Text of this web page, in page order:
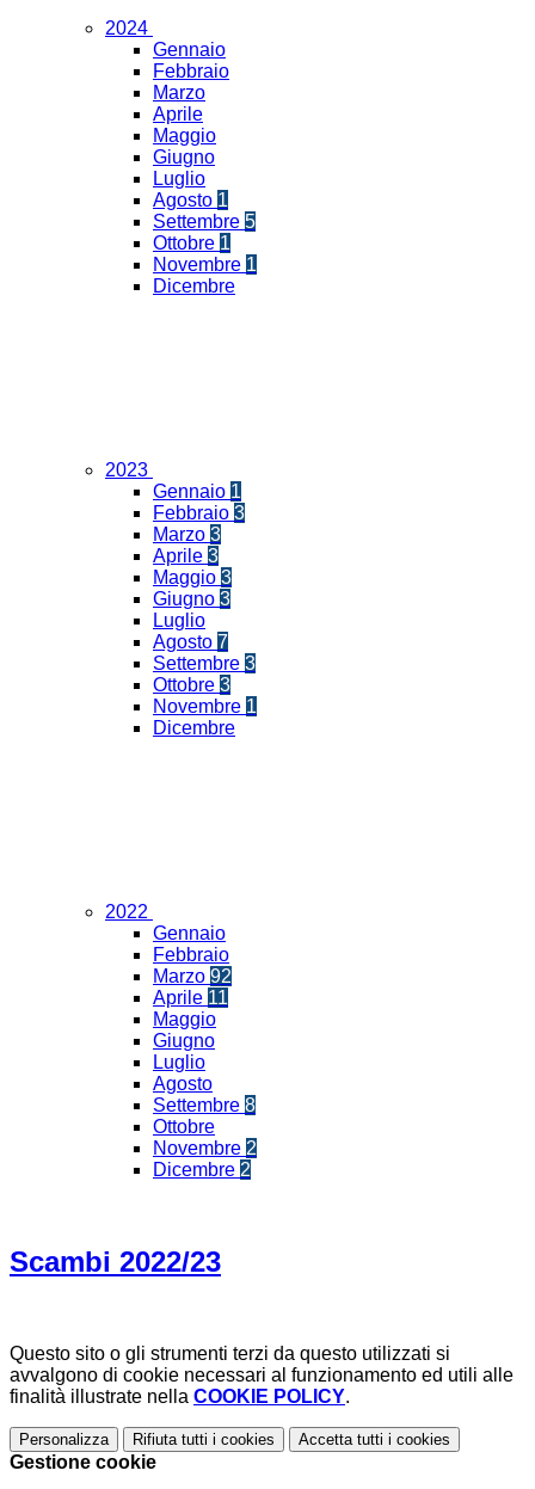
2024
Gennaio
Febbraio
Marzo
Aprile
Maggio
Giugno
Luglio
Agosto 1
Settembre 5
Ottobre 1
Novembre 1
Dicembre
2023
Gennaio 1
Febbraio 3
Marzo 3
Aprile 3
Maggio 3
Giugno 3
Luglio
Agosto 7
Settembre 3
Ottobre 3
Novembre 1
Dicembre
2022
Gennaio
Febbraio
Marzo 92
Aprile 11
Maggio
Giugno
Luglio
Agosto
Settembre 8
Ottobre
Novembre 2
Dicembre 2
Scambi 2022/23
Questo sito o gli strumenti terzi da questo utilizzati si
avvalgono di cookie necessari al funzionamento ed utili alle
finalità illustrate nella COOKIE POLICY.
Personalizza Rifiuta tutti i cookies Accetta tutti i cookies
Gestione cookie